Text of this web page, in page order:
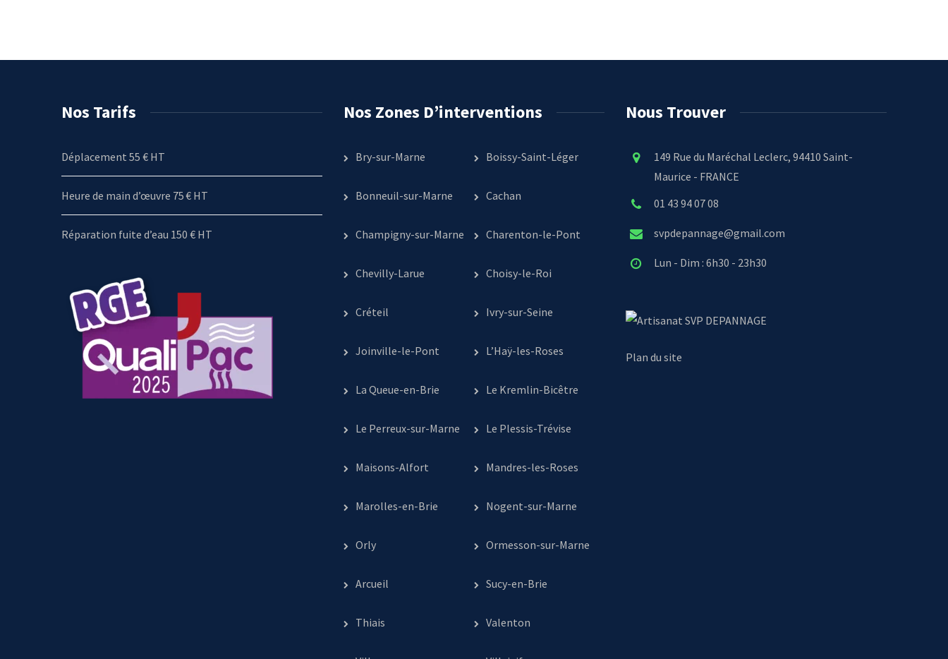
Nos Tarifs
Déplacement 55 € HT
Heure de main d’œuvre 75 € HT
Réparation fuite d’eau 150 € HT
Nos Zones D’interventions
Bry-sur-Marne Boissy-Saint-Léger
Bonneuil-sur-Marne Cachan
Champigny-sur-Marne Charenton-le-Pont
Chevilly-Larue Choisy-le-Roi
Créteil Ivry-sur-Seine
Joinville-le-Pont L’Haÿ-les-Roses
La Queue-en-Brie Le Kremlin-Bicêtre
Le Perreux-sur-Marne Le Plessis-Trévise
Maisons-Alfort Mandres-les-Roses
Marolles-en-Brie Nogent-sur-Marne
Orly Ormesson-sur-Marne
Arcueil Sucy-en-Brie
Thiais Valenton
Nous Trouver
149 Rue du Maréchal Leclerc, 94410 Saint-
Maurice - FRANCE
01 43 94 07 08
svpdepannage@gmail.com
Lun - Dim : 6h30 - 23h30
SVP DEPANNAGE
Plan du site